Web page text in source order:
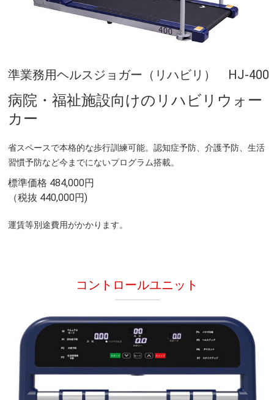
準業務用ヘルスジョガー（リハビリ） HJ-400
病院・福祉施設向けのリハビリウォー
カー
省スペースで本格的な歩行訓練可能。認知症予防、介護予防、生活
習慣予防など今までにないプログラム搭載。
標準価格 484,000円
（税抜 440,000円)
運賃等別途費用がかかります。
コントロールユニット